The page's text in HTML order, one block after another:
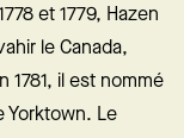
et 1779, Hazen
le Canada,
1781, il est nommé
Yorktown. Le